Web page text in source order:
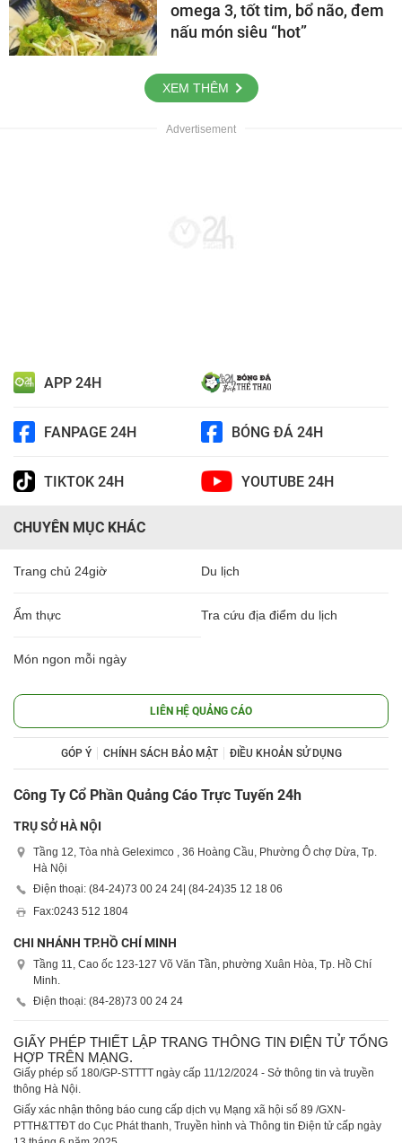
omega 3, tốt tim, bổ não, đem
nấu món siêu “hot”
XEM THÊM
APP 24H
FANPAGE 24H BÓNG ĐÁ 24H
TIKTOK 24H YOUTUBE 24H
CHUYÊN MỤC KHÁC
Trang chủ 24giờ Du lịch
Ẩm thực Tra cứu địa điểm du lịch
Món ngon mỗi ngày
LIÊN HỆ QUẢNG CÁO
GÓP Ý CHÍNH SÁCH BẢO MẬT ĐIỀU KHOẢN SỬ DỤNG
Công Ty Cổ Phần Quảng Cáo Trực Tuyến 24h
TRỤ SỞ HÀ NỘI
Tầng 12, Tòa nhà Geleximco , 36 Hoàng Cầu, Phường Ô chợ Dừa, Tp.
Hà Nội
Điện thoại: (84-24)73 00 24 24 | (84-24)35 12 18 06
Fax:0243 512 1804
CHI NHÁNH TP.HỒ CHÍ MINH
Tầng 11, Cao ốc 123-127 Võ Văn Tần, phường Xuân Hòa, Tp. Hồ Chí
Minh.
Điện thoại: (84-28)73 00 24 24
GIẤY PHÉP THIẾT LẬP TRANG THÔNG TIN ĐIỆN TỬ TỔNG
HỢP TRÊN MẠNG.
Giấy phép số 180/GP-STTTT ngày cấp 11/12/2024 - Sở thông tin và truyền
thông Hà Nội.
Giấy xác nhận thông báo cung cấp dịch vụ Mạng xã hội số 89 /GXN-
PTTH&TTĐT do Cục Phát thanh, Truyền hình và Thông tin Điện tử cấp ngày